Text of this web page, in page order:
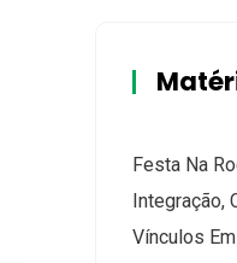
Festa Na
Integração,
Vínculos